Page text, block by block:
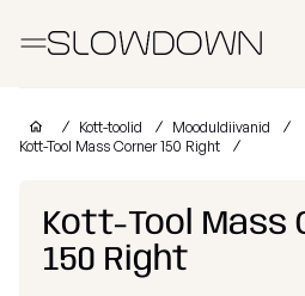
Tugitoolid
Laomüük
Kott-toolid
Mooduldiivanid
Kott-Tool Mass Corner 150 Right
Kott-Tool Mass
150 Right